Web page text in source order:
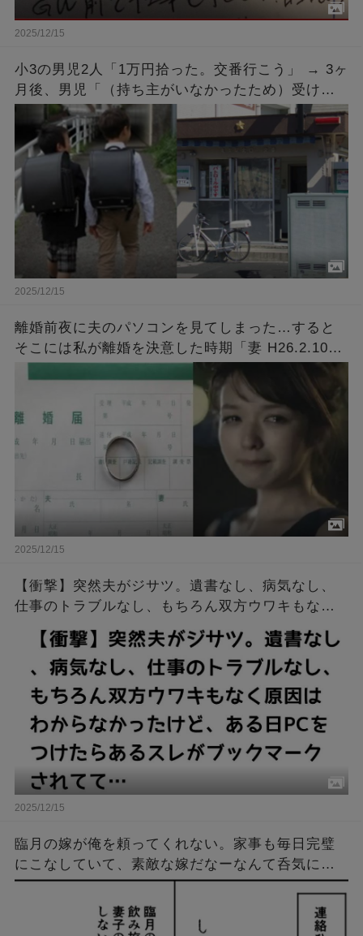
2025/12/15
小3の男児2人「1万円拾った。交番行こう」 → 3ヶ
月後、男児「（持ち主がいなかったため）受け取
りに来ました」 → 手続きを済ませ1万円を受け取
ると…
2025/12/15
離婚前夜に夫のパソコンを見てしまった…すると
そこには私が離婚を決意した時期「妻 H26.2.10
～」とタイトルが付いた意味深なファイルが…
2025/12/15
【衝撃】突然夫がジサツ。遺書なし、病気なし、
仕事のトラブルなし、もちろん双方ウワキもなく
原因はわからなかったけど、ある日PCをつけたら
あるスレがブックマークされてて…
2025/12/15
臨月の嫁が俺を頼ってくれない。家事も毎日完璧
にこなしていて、素敵な嫁だなーなんて呑気に思
ってたある日。俺は病院に呼び出され、衝撃の事
実を知ることに…。